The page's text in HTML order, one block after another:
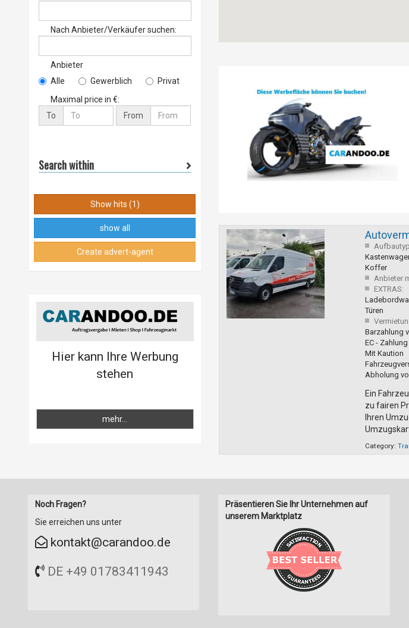
Koffer
Anbieter
EXTRAS:
Türen
Barzahlung
EC - Zahlung
Mit Kaution
Abholung
Ein
zu fairen
Ihren
Category:
Nach Anbieter/Verkäufer suchen:
Anbieter
Alle
Gewerblich
Privat
Maximal price in €:
To
From
Search within
Show hits (1)
show all
Create advert-agent
Hier kann Ihre Werbung
stehen
mehr...
Noch Fragen?
Sie erreichen uns unter
kontakt@carandoo.de
DE +49 01783411943
Präsentieren Sie Ihr Unternehmen auf
unserem Marktplatz